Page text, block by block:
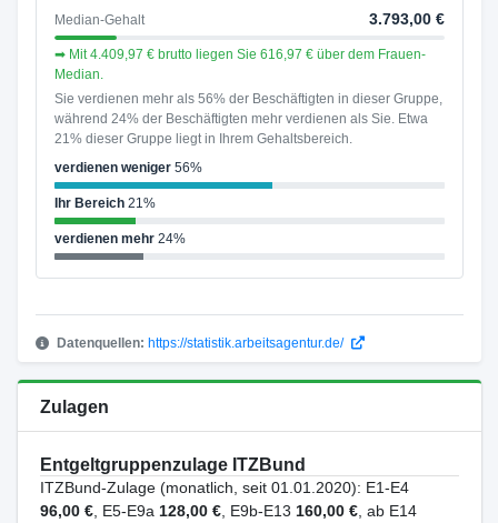
Median-Gehalt 3.793,00 €
➡ Mit 4.409,97 € brutto liegen Sie 616,97 € über dem Frauen-
Median.
Sie verdienen mehr als 56% der Beschäftigten in dieser Gruppe,
während 24% der Beschäftigten mehr verdienen als Sie. Etwa
21% dieser Gruppe liegt in Ihrem Gehaltsbereich.
verdienen weniger56%
Ihr Bereich21%
verdienen mehr24%
Datenquellen: https://statistik.arbeitsagentur.de/
Zulagen
Entgeltgruppenzulage ITZBund
ITZBund-Zulage (monatlich, seit 01.01.2020): E1-E4
96,00 €, E5-E9a 128,00 €, E9b-E13 160,00 €, ab E14